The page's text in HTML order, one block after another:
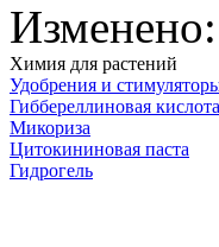
Химия для растений
Удобрения и
Гиббереллиновая кислота
Микориза
Цитокининовая паста
Гидрогель